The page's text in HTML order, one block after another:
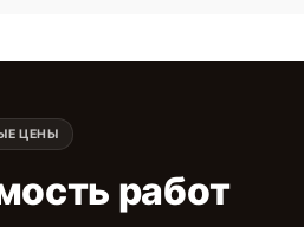
ЦЕНЫ
работ